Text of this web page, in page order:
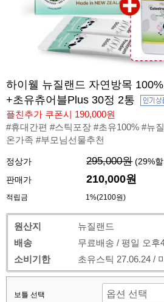
하이웰 뉴질랜드 자연방목
+초유츄어블Plus 30정 2통
플친추가 쿠폰시 190,000원
#휴대간편 #스틱포장 #초유100% #뉴
온가족 #부모님선물추천
정상가 295,000원 (29%
판매가
210,000원
적립금 1%(2100원)
원산지
뉴질랜드
배송
무료배송 / 평일 오후
소비기한
초유스틱 27.06.24 /
보틀 선택